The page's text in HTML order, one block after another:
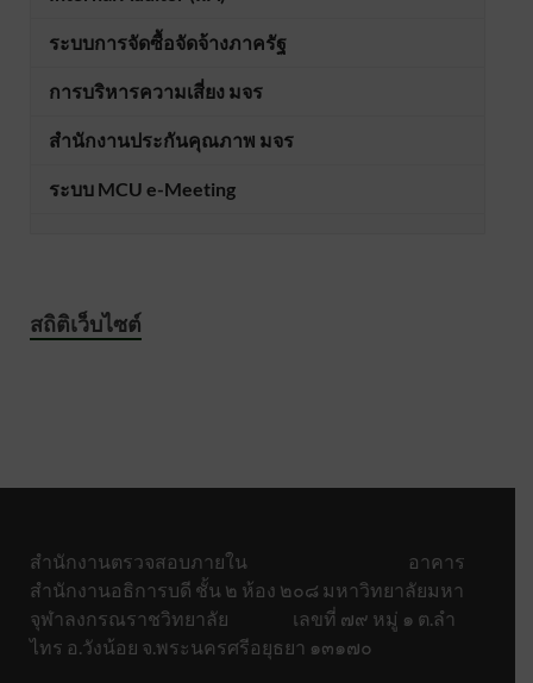
ระบบการจัดซื้อจัดจ้างภาครัฐ
การบริหารความเสี่ยง มจร
สำนักงานประกันคุณภาพ มจร
ระบบ MCU e-Meeting
สถิติเว็บไซต์
สำนักงานตรวจสอบภายใน อาคาร
สำนักงานอธิการบดี ชั้น ๒ ห้อง ๒๐๘ มหาวิทยาลัยมหา
จุฬาลงกรณราชวิทยาลัย เลขที่ ๗๙ หมู่ ๑ ต.ลำ
ไทร อ.วังน้อย จ.พระนครศรีอยุธยา ๑๓๑๗๐